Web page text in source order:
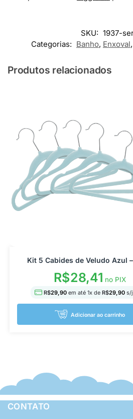
SKU: 1937-
Categorias: Banho, Enxoval,
Produtos relacionados
Kit 5 Cabides de Veludo Azul
R$28,41 no PIX
R$29,90 em até 1x de R$29,90s/
Adicionar ao carrinho
CONTATO